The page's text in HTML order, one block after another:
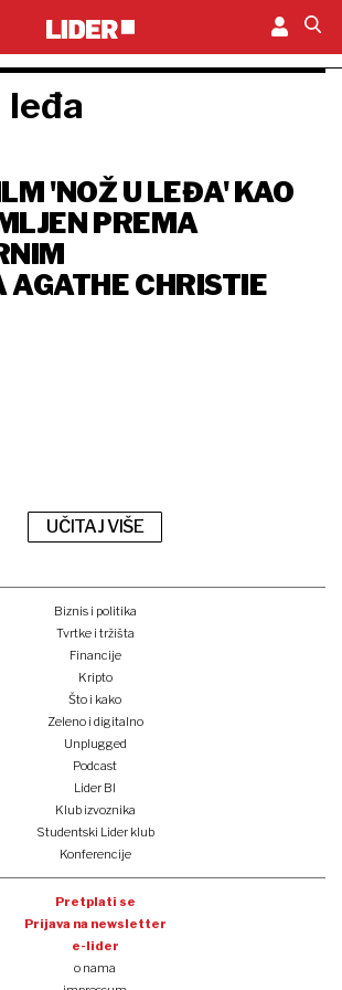
leđa
'NOŽ U LEĐA' KAO
PREMA
AGATHE CHRISTIE
UČITAJ VIŠE
Biznis i politika
Tvrtke i tržišta
Financije
Kripto
Što i kako
Zeleno i digitalno
Unplugged
Podcast
Lider BI
Klub izvoznika
Studentski Lider klub
Konferencije
Pretplati se
Prijava na newsletter
e-lider
o nama